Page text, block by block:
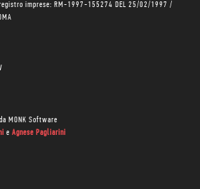
imprese: RM-1997-155274 DEL 25/02/1997 /
da MONK Software
e Agnese Pagliarini